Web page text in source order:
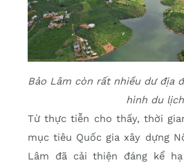
Bảo Lâm còn rất nhiều dư địa
hình du lịch
Từ thực tiễn cho thấy, thời
mục tiêu Quốc gia xây dựng
Lâm đã cải thiện đáng kể